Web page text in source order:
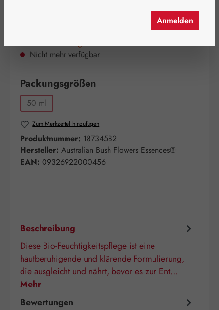
Nicht mehr verfügbar
Packungsgrößen
50 ml
(Diese Option ist zurzeit nicht verfügbar.)
Zum Merkzettel hinzufügen
Produktnummer: 18734582
Hersteller: Australian Bush Flowers Essences®
EAN: 09326922000456
Beschreibung
Diese Bio-Feuchtigkeitspflege ist eine
hautberuhigende und klärende Formulierung,
die ausgleicht und nährt, bevor es zur Ent…
Mehr
Bewertungen
Anmelden